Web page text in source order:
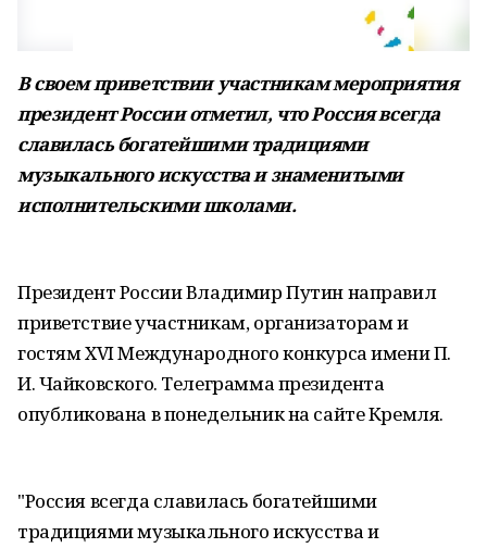
В своем приветствии участникам мероприятия
президент России отметил, что Россия всегда
славилась богатейшими традициями
музыкального искусства и знаменитыми
исполнительскими школами.
Президент России Владимир Путин направил
приветствие участникам, организаторам и
гостям XVI Международного конкурса имени П.
И. Чайковского. Телеграмма президента
опубликована в понедельник на сайте Кремля.
"Россия всегда славилась богатейшими
традициями музыкального искусства и